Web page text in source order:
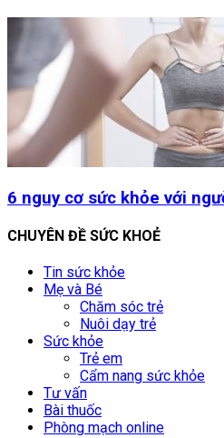
6 nguy cơ sức khỏe với
CHUYÊN ĐỀ SỨC KHOẺ
Tin sức khỏe
Mẹ và Bé
Chăm sóc trẻ
Nuôi dạy trẻ
Sức khỏe
Trẻ em
Cẩm nang sức khỏe
Tư vấn
Bài thuốc
Phòng mạch online